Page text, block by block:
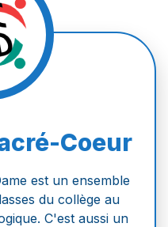
Coeur
est un ensemble
du collège au
C'est aussi un